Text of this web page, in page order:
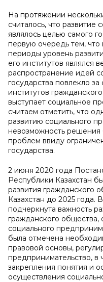
На протяжении
считалось, что развитие
являлось целью самого
первую очередь тем, что
периоды уровень
его институтов являлся
распространение идей
государства повлекло
институтов
выступает социальное
считаем отметить, что
развитию социального
невозможность решения
проблем ввиду
государства.
2 июня 2020 года
Республики Казахстан
развития гражданского
Казахстан до 2025
подчеркнута важность
гражданского общества,
социального
была отмечена
правовой основы,
предпринимательство, в
закрепления понятия и
осуществления